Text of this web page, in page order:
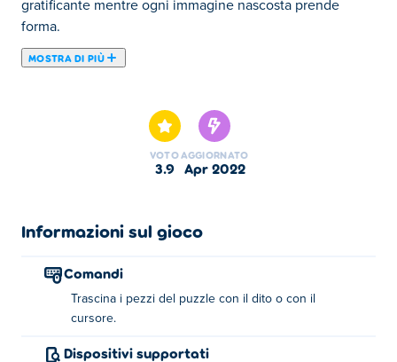
gratificante mentre ogni immagine nascosta prende
forma.
MOSTRA DI PIÙ
appropriati per svelare una bella scena. Puoi scegliere
una delle tre modalità di difficoltà per modellare il gioco
a tuo piacimento. Ci sono diverse modalità di gioco tra
intraprendi viaggi colorati e conosci altre culture. Non
mostrarti a vicenda tutti i puzzle che hai completato.
Controlli:
Usa il dito o il cursore per trascinare i pezzi del puzzle.
VOTO
3.9
AGGIORNATO
apr 2022
Informazioni sul gioco
Comandi
Trascina i pezzi del puzzle con il dito o con il
cursore.
Dispositivi supportati